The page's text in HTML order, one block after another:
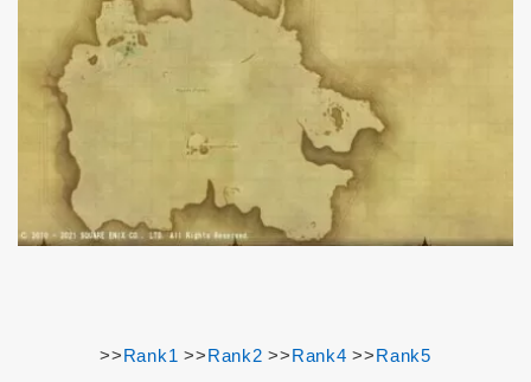
>>Rank1 >>Rank2 >>Rank4 >>Rank5